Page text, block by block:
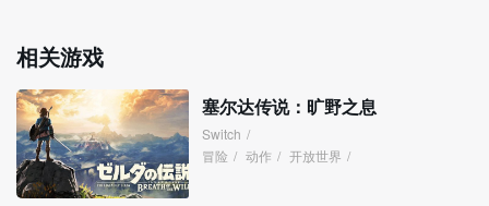
相关游戏
塞尔达传说：旷野之息
Switch /
冒险 / 动作 / 开放世界 /